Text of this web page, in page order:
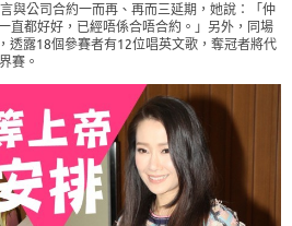
與公司合約一而再、再而三延期，她說：「仲
直都好好，已經唔係合唔合約。」另外，同場
透露18個參賽者有12位唱英文歌，奪冠者將代
賽。